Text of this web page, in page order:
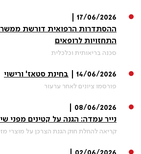
17/06/2026 |
ההסתדרות הרפואית דורשת
התחזויות לרופאים
סכנה בריאותית וכלכלית
14/06/2026 | בחינת סטאז' ורישוי
פורסמו ציונים לאחר ערעור
08/06/2026 |
נייר עמדה: הגנה על קטינים מפני
קריאה להחלת חוק הגנת הצרכן על מוצרי